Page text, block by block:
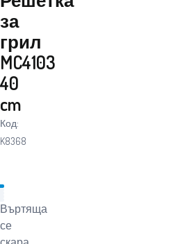
за
грил
MC4103
40
cm
Код:
K8368
Въртяща
се